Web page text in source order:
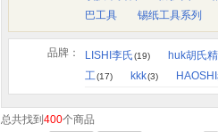
巴工具
锡纸工具系列
品牌： LISHI李氏(19)
huk胡氏
工(17) kkk(3)
总共找到 400个商品